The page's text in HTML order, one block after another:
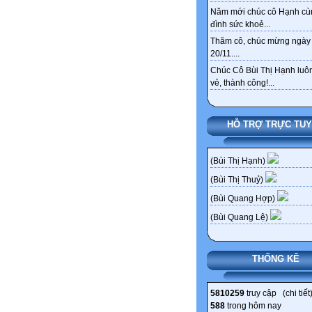
Năm mới chúc cô Hạnh
đình sức khoẻ...
Thăm cô, chúc mừng ngày
20/11....
Chúc Cô Bùi Thị Hạnh
vẻ, thành công!...
HỖ TRỢ TRỰC
(Bùi Thị Hạnh)
(Bùi Thị Thuỷ)
(Bùi Quang Hợp)
(Bùi Quang Lệ)
THỐNG KÊ
5810259 truy cập (chi tiết)
588 trong hôm nay